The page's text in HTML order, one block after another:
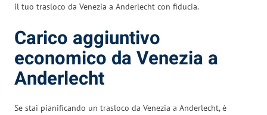
il tuo trasloco da Venezia a Anderlecht con fiducia.
Carico aggiuntivo
economico da Venezia a
Anderlecht
Se stai pianificando un trasloco da Venezia a Anderlecht, è